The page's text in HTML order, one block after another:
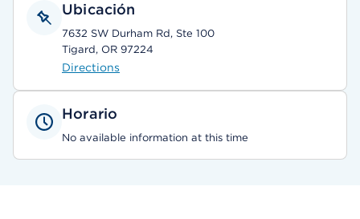
Ubicación
7632 SW Durham Rd, Ste 100
Tigard, OR 97224
Directions
Horario
No available information at this time